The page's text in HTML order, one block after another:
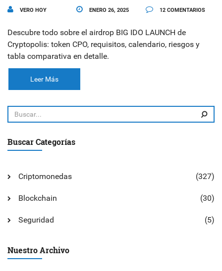
VERO HOY ENERO 26, 2025 12 COMENTARIOS
Descubre todo sobre el airdrop BIG IDO LAUNCH de
Cryptopolis: token CPO, requisitos, calendario, riesgos y
tabla comparativa en detalle.
Leer Más
Buscar Categorías
Criptomonedas (327)
Blockchain (30)
Seguridad (5)
Nuestro Archivo